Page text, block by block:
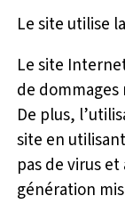
Le site utilise
Le site
de dommages
De plus,
site en
pas de virus
génération